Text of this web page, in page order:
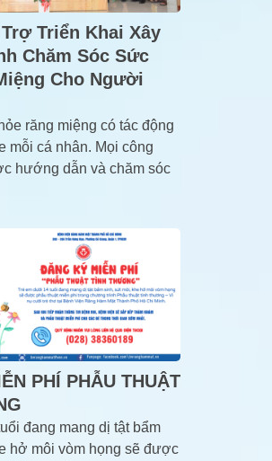
Triển Khai Xây
Chăm Sóc Sức
Cho Người
răng miệng có tác động
mỗi cá nhân. Mọi công
hướng dẫn và chăm sóc
PHÍ PHẪU THUẬT
đang mang dị tật bẩm
hở môi vòm họng sẽ được